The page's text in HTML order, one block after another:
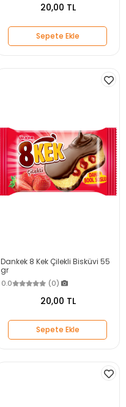
20,00 TL
Sepete Ekle
Dankek 8 Kek Çilekli Bisküvi 55
gr
0.0 (0)
20,00 TL
Sepete Ekle